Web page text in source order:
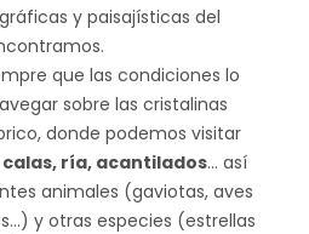
y paisajísticas del
que las condiciones lo
sobre las cristalinas
donde podemos visitar
calas, ría, acantilados… así
animales (gaviotas, aves
y otras especies (estrellas